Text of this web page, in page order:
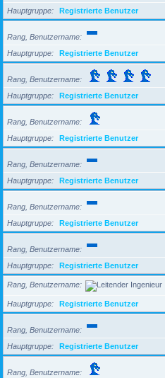
Hauptgruppe
Registrierte Benutzer
Rang, Benutzername
Hauptgruppe
Registrierte Benutzer
Rang, Benutzername
Hauptgruppe
Registrierte Benutzer
Rang, Benutzername
Hauptgruppe
Registrierte Benutzer
Rang, Benutzername
Hauptgruppe
Registrierte Benutzer
Rang, Benutzername
Hauptgruppe
Registrierte Benutzer
Rang, Benutzername
Hauptgruppe
Registrierte Benutzer
Rang, Benutzername
Hauptgruppe Registrierte Benutzer
Rang, Benutzername
Hauptgruppe
Registrierte Benutzer
Rang, Benutzername